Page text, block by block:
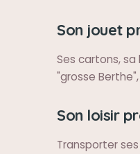
Son jouet
Ses cartons,
"grosse
Son loisir
Transporter